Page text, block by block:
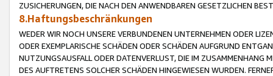
ZUSICHERUNGEN, DIE NACH DEN ANWENDBAREN GESETZLICHEN
8.Haftungsbeschränkungen
WEDER WIR NOCH UNSERE VERBUNDENEN UNTERNEHMEN ODER
ODER EXEMPLARISCHE SCHÄDEN ODER SCHÄDEN AUFGRUND
NUTZUNGSAUSFALL ODER DATENVERLUST, DIE IM ZUSAMMENHANG
DES AUFTRETENS SOLCHER SCHÄDEN HINGEWIESEN WURDEN.